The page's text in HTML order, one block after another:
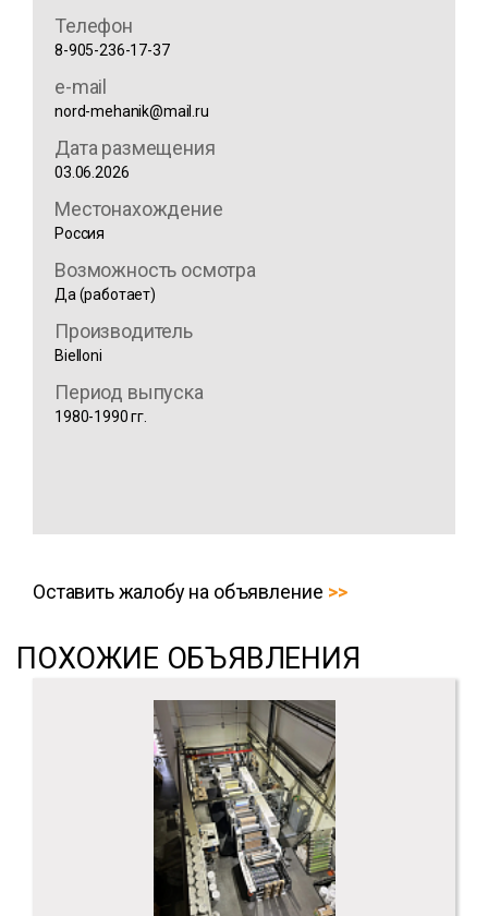
Телефон
8-905-236-17-37
e-mail
nord-mehanik@mail.ru
Дата размещения
03.06.2026
Местонахождение
Россия
Возможность осмотра
Да (работает)
Производитель
Bielloni
Период выпуска
1980-1990 гг.
Оставить жалобу на объявление
ПОХОЖИЕ ОБЪЯВЛЕНИЯ